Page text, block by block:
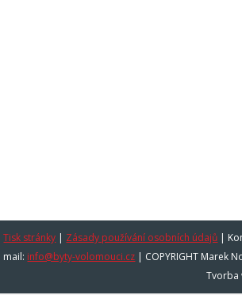
Tisk stránky | Zásady používání osobních údajů |
mail: info@byty-volomouci.cz | COPYRIGHT Marek
Tvorba